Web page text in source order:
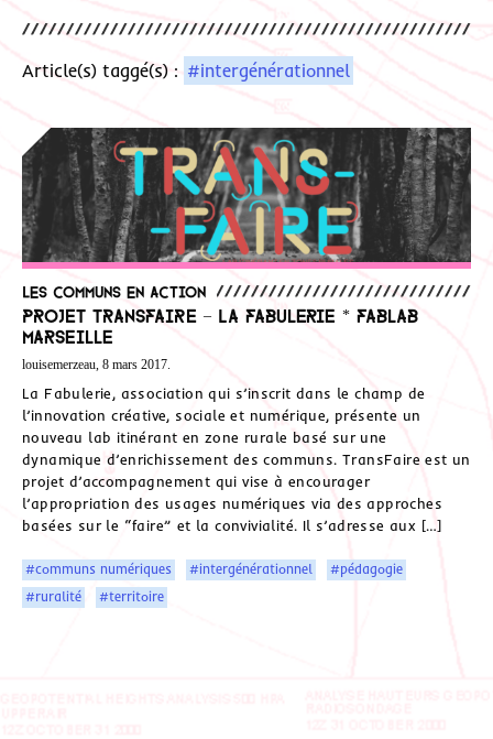
Article(s) taggé(s) : #intergénérationnel
Les communs en action
PROJET TRANSFAIRE – La Fabulerie * Fablab
Marseille
louisemerzeau, 8 mars 2017.
La Fabulerie, association qui s’inscrit dans le champ de
l’innovation créative, sociale et numérique, présente un
nouveau lab itinérant en zone rurale basé sur une
dynamique d’enrichissement des communs. TransFaire est un
projet d’accompagnement qui vise à encourager
l’appropriation des usages numériques via des approches
basées sur le “faire” et la convivialité. Il s’adresse aux […]
#communs numériques #intergénérationnel
#pédagogie
#ruralité
#territoire